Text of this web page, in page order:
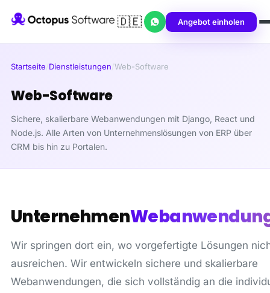
🇩🇪 Angebot einholen
Startseite/Dienstleistungen/Web-Software
Web-Software
Sichere, skalierbare Webanwendungen mit Django, React und
Node.js. Alle Arten von Unternehmenslösungen von ERP über
CRM bis hin zu Portalen.
Unternehmen
Wir springen dort ein, wo vorgefertigte Lösungen
ausreichen. Wir entwickeln sichere und skalierbare
Webanwendungen, die sich vollständig an die